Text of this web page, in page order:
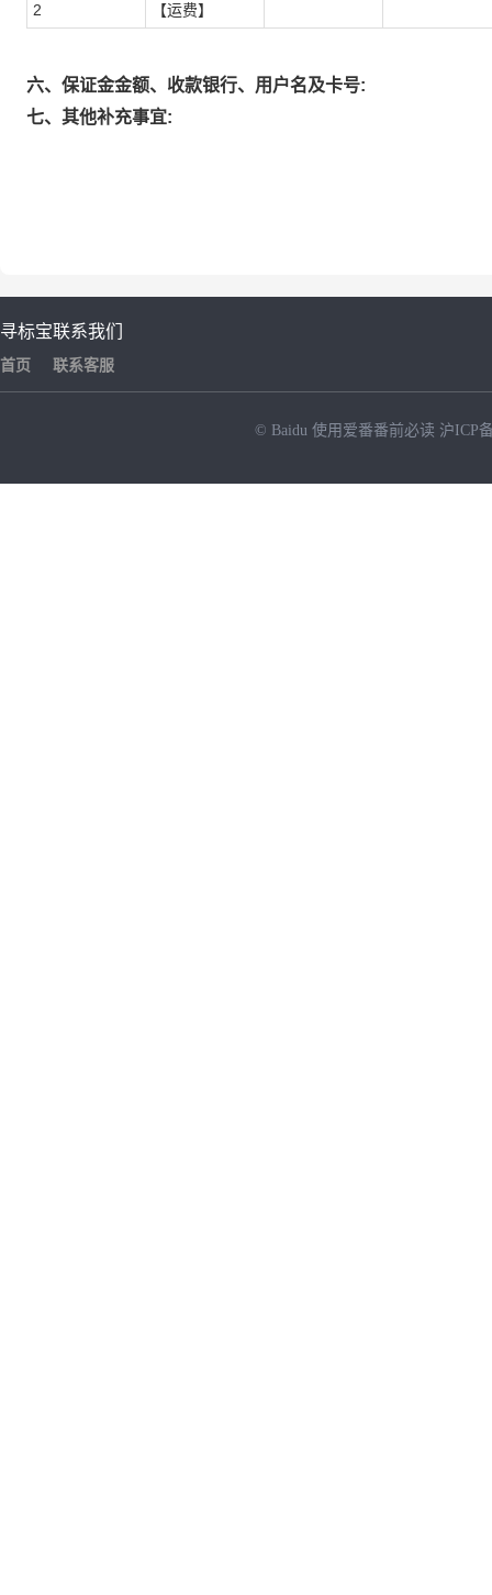
2 【运费】
六、保证金金额、收款银行、用户名及卡号:
七、其他补充事宜:
寻标宝
首页
联系我们
联系客服
© Baidu 使用爱番番前必读 沪ICP